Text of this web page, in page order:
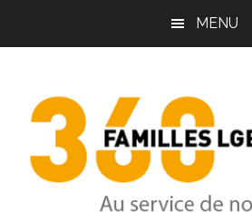
latérale
principale
MENU